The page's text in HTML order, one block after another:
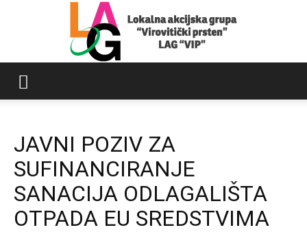
Virovitički
prsten
JAVNI POZIV ZA
SUFINANCIRANJE
SANACIJA ODLAGALIŠTA
OTPADA EU SREDSTVIMA